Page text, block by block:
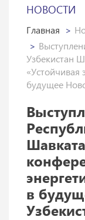
НОВОСТИ
Главная
Узбекистан
«Устойчивая
будущее
в